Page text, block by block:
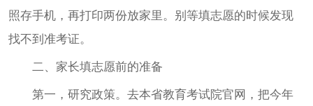
照存手机，再打印两份放家里。别等填志愿的时候发现
找不到准考证。
二、家长填志愿前的准备
第一，研究政策。去本省教育考试院官网，把今年